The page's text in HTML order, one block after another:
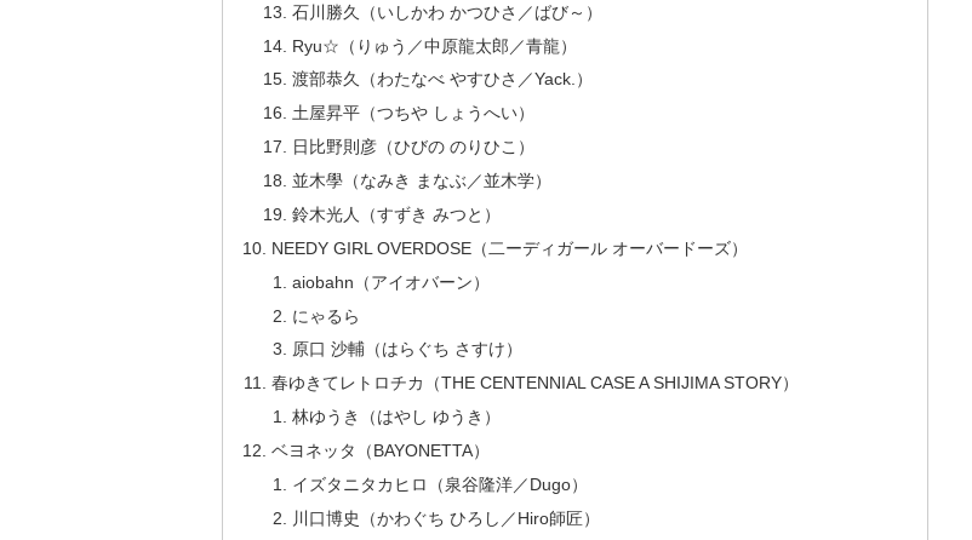
石川勝久（いしかわ かつひさ／ばび～）
Ryu☆（りゅう／中原龍太郎／青龍）
渡部恭久（わたなべ やすひさ／Yack.）
土屋昇平（つちや しょうへい）
日比野則彦（ひびの のりひこ）
並木學（なみき まなぶ／並木学）
鈴木光人（すずき みつと）
NEEDY GIRL OVERDOSE（二ーディガール オーバードーズ）
aiobahn（アイオバーン）
にゃるら
原口 沙輔（はらぐち さすけ）
春ゆきてレトロチカ（THE CENTENNIAL CASE A SHIJIMA STORY）
林ゆうき（はやし ゆうき）
ベヨネッタ（BAYONETTA）
イズタニタカヒロ（泉谷隆洋／Dugo）
川口博史（かわぐち ひろし／Hiro師匠）